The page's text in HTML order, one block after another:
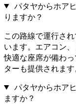
パタヤからホア
りますか？
この路線で運行さ
います。エアコン
快適な座席が備わ
ターも提供されます
パタヤからホア
ますか？